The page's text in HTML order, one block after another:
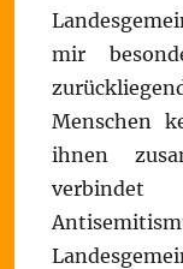
mir
Menschen
ihnen
verbindet